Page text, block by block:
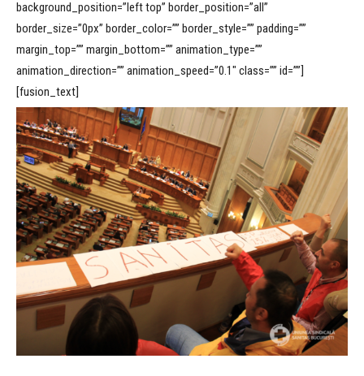
background_position=”left top” border_position=”all”
border_size=”0px” border_color=”” border_style=”” padding=””
margin_top=”” margin_bottom=”” animation_type=””
animation_direction=”” animation_speed=”0.1″ class=”” id=””]
[fusion_text]